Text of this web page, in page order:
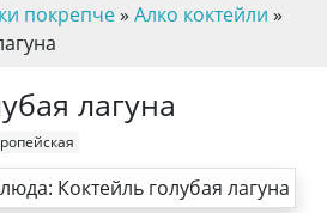
покрепче» Алко коктейли »
лагуна